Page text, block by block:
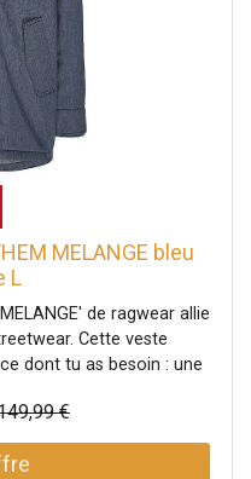
Dark Grey Matière : 100
MELANGE bleu
L
de ragwear allie
Cette veste
dont tu as besoin : une
bouton-pression et
et des applications
La fermeture éclair est
€